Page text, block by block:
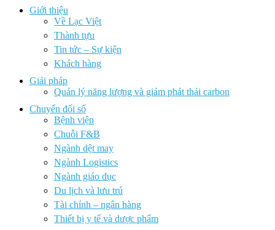
Giới thiệu
Về Lạc Việt
Thành tựu
Tin tức – Sự kiện
Khách hàng
Giải pháp
Quản lý năng lượng và giảm phát thải carbon
Chuyển đổi số
Bệnh viện
Chuỗi F&B
Ngành dệt may
Ngành Logistics
Ngành giáo dục
Du lịch và lưu trú
Tài chính – ngân hàng
Thiết bị y tế và dược phẩm